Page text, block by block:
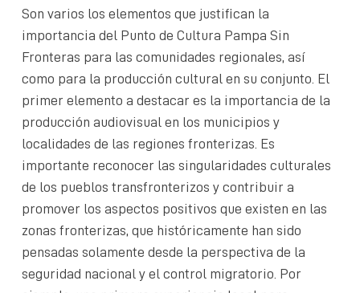
Son varios los elementos que justifican la
importancia del Punto de Cultura Pampa Sin
Fronteras para las comunidades regionales, así
como para la producción cultural en su conjunto. El
primer elemento a destacar es la importancia de la
producción audiovisual en los municipios y
localidades de las regiones fronterizas. Es
importante reconocer las singularidades culturales
de los pueblos transfronterizos y contribuir a
promover los aspectos positivos que existen en las
zonas fronterizas, que históricamente han sido
pensadas solamente desde la perspectiva de la
seguridad nacional y el control migratorio. Por